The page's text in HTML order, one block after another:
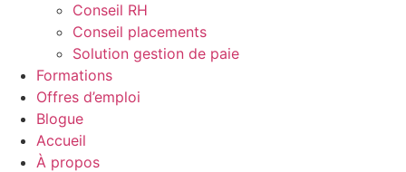
Conseil RH
Conseil placements
Solution gestion de paie
Formations
Offres d’emploi
Blogue
Accueil
À propos